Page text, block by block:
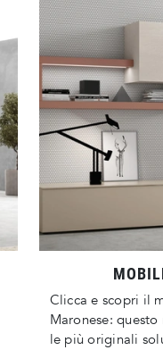
Clicca e scopri il
Maronese:
le più originali